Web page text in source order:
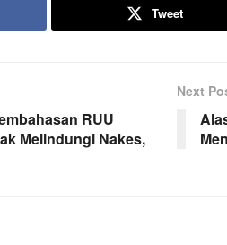
Tweet
RUU
Melindungi Nakes,
Next